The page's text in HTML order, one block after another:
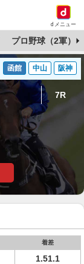
dメニュー
プロ野球（2軍）
函館 中山 阪神
7R
着差
1.51.1